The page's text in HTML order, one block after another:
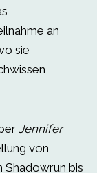
an
sie
Jennifer
von
Shadowrun bis